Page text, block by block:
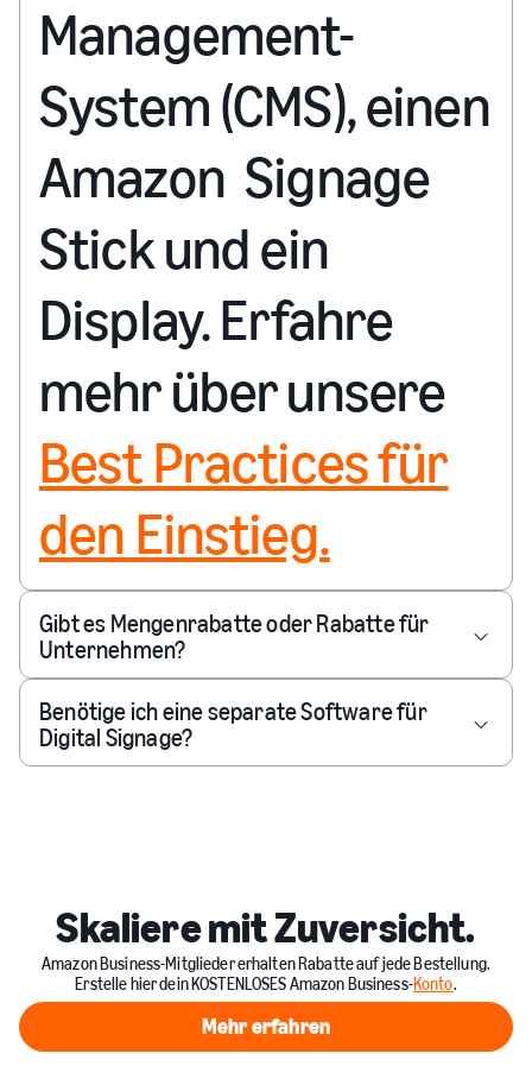
Management-
System (CMS), einen
Amazon Signage
Stick und ein
Display. Erfahre
mehr über unsere
Best Practices für
den Einstieg.
Gibt es Mengenrabatte oder Rabatte für
Unternehmen?
Benötige ich eine separate Software für
Digital Signage?
Skaliere mit Zuversicht.
Amazon Business-Mitglieder erhalten Rabatte auf jede Bestellung.
Erstelle hier dein KOSTENLOSES Amazon Business-Konto.
Mehr erfahren
Mehr erfahren